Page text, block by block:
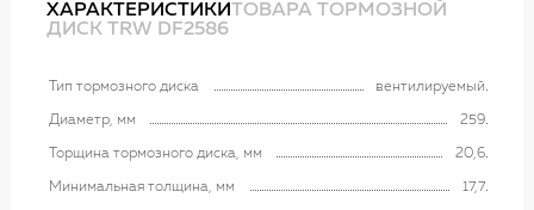
ХАРАКТЕРИСТИКИТОВАРА ТОРМОЗНОЙ
ДИСК TRW DF2586
Тип тормозного диска вентилируемый
Диаметр, мм 259
Торщина тормозного диска, мм 20,6
Минимальная толщина, мм 17,7